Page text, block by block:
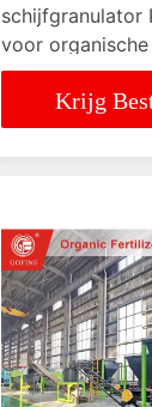
schijfgranulator
voor
Krijg